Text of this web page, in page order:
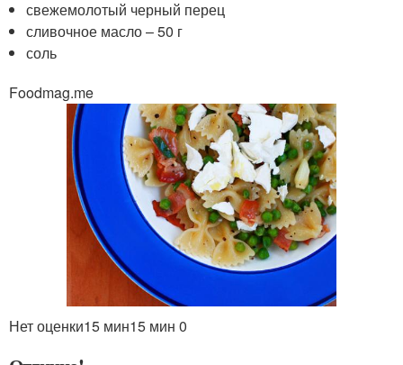
свежемолотый черный перец
сливочное масло – 50 г
соль
Foodmag.me
Нет оценки15 мин15 мин 0